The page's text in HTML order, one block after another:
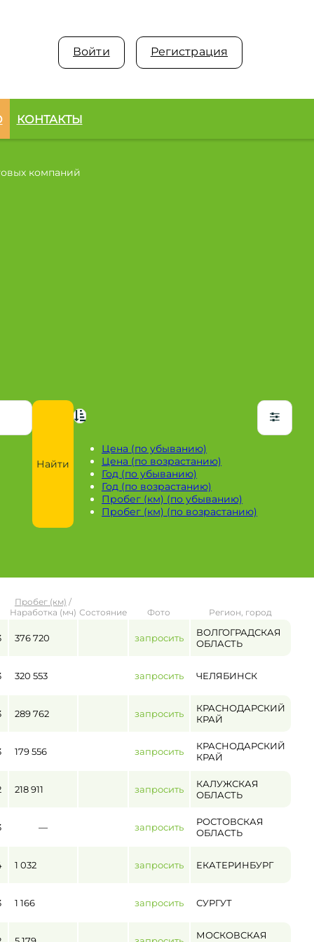
Войти Регистрация
КОНТАКТЫ
Найти
Цена (по убыванию)
Цена (по возрастанию)
Год (по убыванию)
Год (по возрастанию)
Пробег (км) (по убыванию)
Пробег (км) (по возрастанию)
Пробег (км) /
Наработка (мч) Состояние Фото Регион, город
376 720 запросить
ВОЛГОГРАДСКАЯ
ОБЛАСТЬ
320 553 запросить ЧЕЛЯБИНСК
289 762 запросить
КРАСНОДАРСКИЙ
КРАЙ
179 556 запросить
КРАСНОДАРСКИЙ
КРАЙ
218 911 запросить
КАЛУЖСКАЯ
ОБЛАСТЬ
— запросить
РОСТОВСКАЯ
ОБЛАСТЬ
1 032 запросить ЕКАТЕРИНБУРГ
1 166 запросить СУРГУТ
МОСКОВСКАЯ